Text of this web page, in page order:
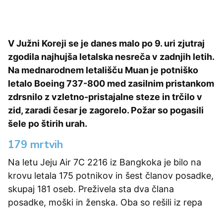
V Južni Koreji se je danes malo po 9. uri zjutraj
zgodila najhujša letalska nesreča v zadnjih letih.
Na mednarodnem letališču Muan je potniško
letalo Boeing 737-800 med zasilnim pristankom
zdrsnilo z vzletno-pristajalne steze in trčilo v
zid, zaradi česar je zagorelo. Požar so pogasili
šele po štirih urah.
179 mrtvih
Na letu Jeju Air 7C 2216 iz Bangkoka je bilo na
krovu letala 175 potnikov in šest članov posadke,
skupaj 181 oseb. Preživela sta dva člana
posadke, moški in ženska. Oba so rešili iz repa